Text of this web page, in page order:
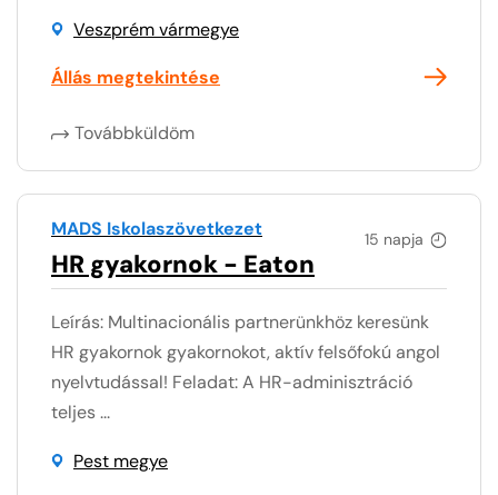
Veszprém vármegye
Állás megtekintése
Továbbküldöm
15 napja
MADS Iskolaszövetkezet
HR gyakornok - Eaton
Leírás: Multinacionális partnerünkhöz keresünk
HR gyakornok gyakornokot, aktív felsőfokú angol
nyelvtudással! Feladat: A HR-adminisztráció
teljes ...
Pest megye